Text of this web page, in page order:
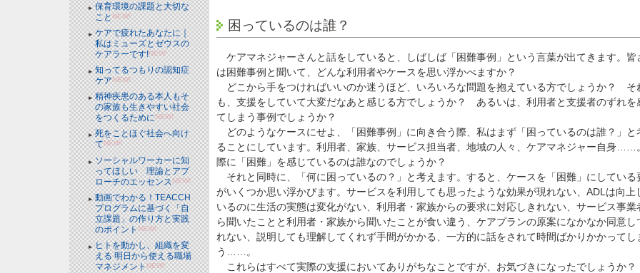
保育環境の課題と大切な
ことNEW!
ケアで疲れたあなたに｜
私はミューズとゼウスの
ケアラーです!NEW!
知ってるつもりの認知症
ケアNEW!
精神疾患のある本人もそ
の家族も生きやすい社会
をつくるためにNEW!
死をことほぐ社会へ向け
てNEW!
ソーシャルワーカーに知
ってほしい 理論とアプ
ローチのエッセンスNEW!
動画でわかる！TEACCH
プログラムに基づく「自
立課題」の作り方と実践
のポイントNEW!
ヒトを動かし、組織を変
える 明日から使える職場
マネジメントNEW!
困っているのは誰？
ケアマネジャーさんと話をしていると、しばしば「困難事例」という言葉が出てきます。皆
は困難事例と聞いて、どんな利用者やケースを思い浮かべますか？
どこから手をつければいいのか迷うほど、いろいろな問題を抱えている方でしょうか？ そ
も、支援をしていて大変だなあと感じる方でしょうか？ あるいは、利用者と支援者のずれを
てしまう事例でしょうか？
どのようなケースにせよ、「困難事例」に向き合う際、私はまず「困っているのは誰？」と
ることにしています。利用者、家族、サービス担当者、地域の人々、ケアマネジャー自身……
際に「困難」を感じているのは誰なのでしょうか？
それと同時に、「何に困っているの？」と考えます。すると、ケースを「困難」にしている
がいくつか思い浮かびます。サービスを利用しても思ったような効果が現れない、ADLは向上
いるのに生活の実態は変化がない、利用者・家族からの要求に対応しきれない、サービス事業
ら聞いたことと利用者・家族から聞いたことが食い違う、ケアプランの原案になかなか同意し
れない、説明しても理解してくれず手間がかかる、一方的に話をされて時間ばかりかかってし
う……。
これらはすべて実際の支援においてありがちなことですが、お気づきになったでしょうか